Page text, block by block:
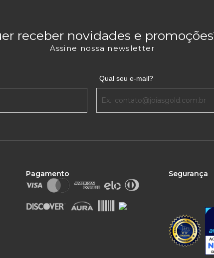
receber novidades e
Assine nossa newsletter
Qual seu e-mail?
Pagamento Segurança